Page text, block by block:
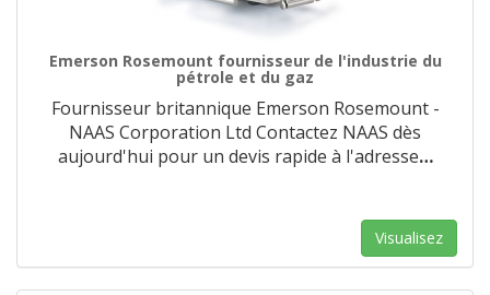
Emerson Rosemount fournisseur de l'industrie du
pétrole et du gaz
Fournisseur britannique Emerson Rosemount -
NAAS Corporation Ltd Contactez NAAS dès
aujourd'hui pour un devis rapide à l'adresse…
Visualisez